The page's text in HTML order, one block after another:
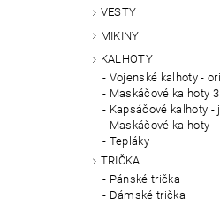
VESTY
MIKINY
KALHOTY
Vojenské kalhoty -
Maskáčové kalhoty
Kapsáčové kalhoty -
Maskáčové kalhoty
Tepláky
TRIČKA
Pánské trička
Dámské trička